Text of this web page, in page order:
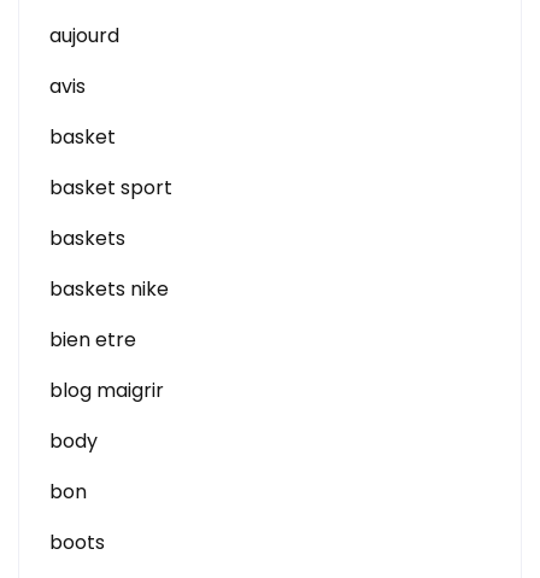
aujourd
avis
basket
basket sport
baskets
baskets nike
bien etre
blog maigrir
body
bon
boots